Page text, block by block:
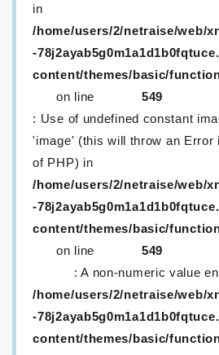
in
/home/users/2/netraise/web/
-
content/themes/basic/
on line
549
: Use of undefined constant
'image' (this will throw an Error
of PHP) in
/home/users/2/netraise/web/
-
content/themes/basic/
on line
549
: A non-numeric value
/home/users/2/netraise/web/
-
content/themes/basic/